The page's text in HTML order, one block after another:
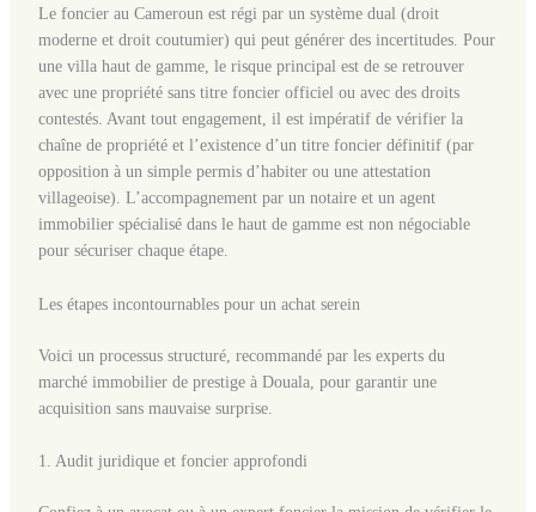
Le foncier au Cameroun est régi par un système dual (droit
moderne et droit coutumier) qui peut générer des incertitudes. Pour
une villa haut de gamme, le risque principal est de se retrouver
avec une propriété sans titre foncier officiel ou avec des droits
contestés. Avant tout engagement, il est impératif de vérifier la
chaîne de propriété et l’existence d’un titre foncier définitif (par
opposition à un simple permis d’habiter ou une attestation
villageoise). L’accompagnement par un notaire et un agent
immobilier spécialisé dans le haut de gamme est non négociable
pour sécuriser chaque étape.
Les étapes incontournables pour un achat serein
Voici un processus structuré, recommandé par les experts du
marché immobilier de prestige à Douala, pour garantir une
acquisition sans mauvaise surprise.
1. Audit juridique et foncier approfondi